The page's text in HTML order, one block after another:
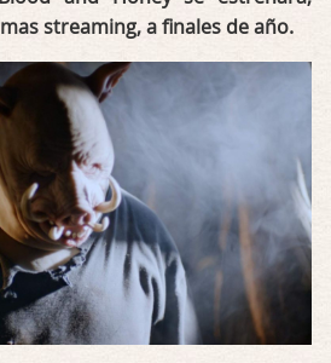
streaming, a finales de año.